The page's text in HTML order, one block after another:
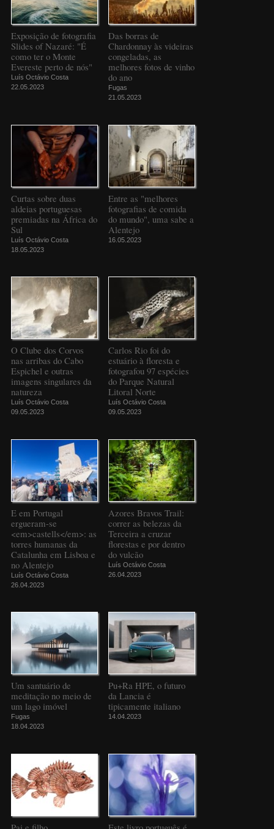
Exposição de fotografia
Slides of Nazaré: "É
como ter o Monte
Evereste perto de nós"
Luís Octávio Costa
22.05.2023
Das borras de
Chardonnay às videiras
congeladas, as
melhores fotos de vinho
do ano
Fugas
21.05.2023
Curtas sobre duas
aldeias portuguesas
premiadas na África do
Sul
Luís Octávio Costa
18.05.2023
Entre as "melhores
fotografias de comida
do mundo", uma sabe a
Alentejo
16.05.2023
O Clube dos Corvos
nas arribas do Cabo
Espichel e outras
imagens singulares da
natureza
Luís Octávio Costa
09.05.2023
Carlos Rio foi do
estuário à floresta e
fotografou 97 espécies
do Parque Natural
Litoral Norte
Luís Octávio Costa
09.05.2023
E em Portugal
ergueram-se
<em>castells</em>: as
torres humanas da
Catalunha em Lisboa e
no Alentejo
Luís Octávio Costa
26.04.2023
Azores Bravos Trail:
correr as belezas da
Terceira a cruzar
florestas e por dentro
do vulcão
Luís Octávio Costa
26.04.2023
Um santuário de
meditação no meio de
um lago imóvel
Fugas
18.04.2023
Pu+Ra HPE, o futuro
da Lancia é
tipicamente italiano
14.04.2023